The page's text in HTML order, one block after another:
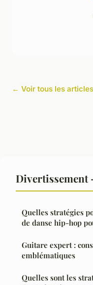
← Voir tous les
Divertissement
Quelles stratégies
de danse hip-hop
Guitare expert :
emblématiques
Quelles sont les